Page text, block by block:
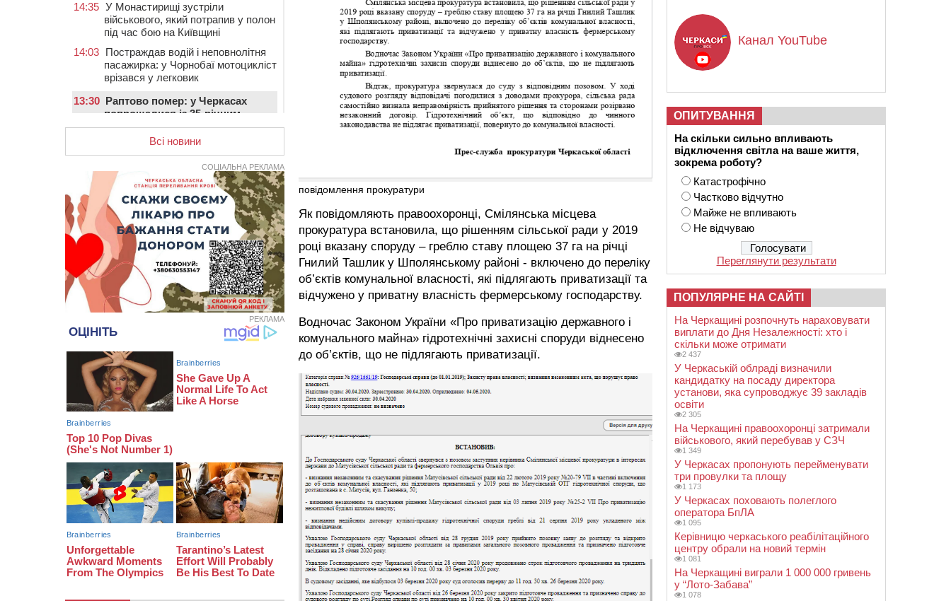
повідомлення прокуратури
Як повідомляють правоохоронці, Смілянська місцева
прокуратура встановила, що рішенням сільської ради у 2019
році вказану споруду – греблю ставу площею 37 га на річці
Гнилий Ташлик у Шполянському районі - включено до переліку
об’єктів комунальної власності, які підлягають приватизації та
відчужено у приватну власність фермерському господарству.
Водночас Законом України «Про приватизацію державного і
комунального майна» гідротехнічні захисні споруди віднесено
до об’єктів, що не підлягають приватизації.
14:35 У Монастирищі зустріли
військового, який потрапив у полон
під час бою на Київщині
14:03 Постраждав водій і неповнолітня
пасажирка: у Чорнобаї мотоцикліст
врізався у легковик
13:30 Раптово помер: у Черкасах
попрощалися із 35-річним
прикордонником
місцевих жителів, які відмовилися
вчиняти підпали на замовлення
росіян
12:23
У Руськополянській громаді
оновили дорожню розмітку на
центральних вулицях (ФОТО)
11:48
На черкаській дамбі загинув
водій BMW, зіткнувшись на
зустрічній смузі із вантажівкою
11:14
Збитки понад 100 тисяч гривень:
на Золотоніщині правоохоронці
виявили 700 метрів
10:33 У Черкасах легковик зіткнувся із
вантажівкою й “відлетів” у стіну:
постраждав підліток
09:49 ДНК-експертиза через 21 місяць
підтвердила загибель захисника
зі Сміли
09:13 У Черкасах 18-річний хлопець
поранив себе ножем у відділенні
пошти
Всі новини
СОЦІАЛЬНА РЕКЛАМА
РЕКЛАМА
Канал YouTube
ОПИТУВАННЯ
На скільки сильно впливають
відключення світла на ваше життя,
зокрема роботу?
Катастрофічно
Частково відчутно
Майже не впливають
Не відчуваю
Переглянути результати
ПОПУЛЯРНЕ НА САЙТІ
На Черкащині розпочнуть нараховувати
виплати до Дня Незалежності: хто і
скільки може отримати
2 437
У Черкаській облраді визначили
кандидатку на посаду директора
установи, яка супроводжує 39 закладів
освіти
2 305
На Черкащині правоохоронці затримали
військового, який перебував у СЗЧ
1 349
У Черкасах пропонують перейменувати
три провулки та площу
1 173
У Черкасах поховають полеглого
оператора БпЛА
1 095
Керівницю черкаського реабілітаційного
центру обрали на новий термін
1 081
На Черкащині виграли 1 000 000 гривень
у “Лото-Забава”
1 078